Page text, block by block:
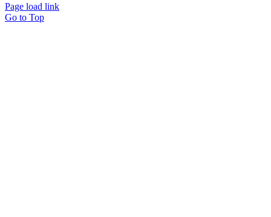
Page load link
Go to Top